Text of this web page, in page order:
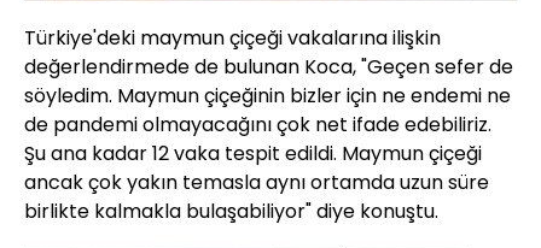
Türkiye'deki maymun çiçeği vakalarına ilişkin
değerlendirmede de bulunan Koca, "Geçen sefer de
söyledim. Maymun çiçeğinin bizler için ne endemi ne
de pandemi olmayacağını çok net ifade edebiliriz.
Şu ana kadar 12 vaka tespit edildi. Maymun çiçeği
ancak çok yakın temasla aynı ortamda uzun süre
birlikte kalmakla bulaşabiliyor" diye konuştu.